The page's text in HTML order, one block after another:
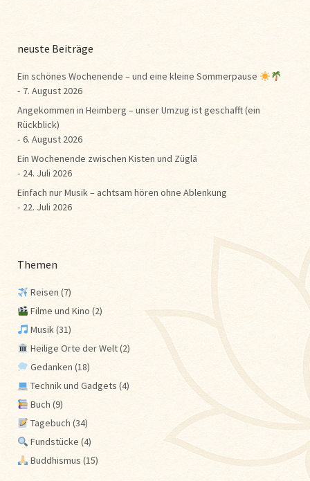
neuste Beiträge
Ein schönes Wochenende – und eine kleine Sommerpause
7. August 2026
Angekommen in Heimberg – unser Umzug ist geschafft (ein
Rückblick)
6. August 2026
Ein Wochenende zwischen Kisten und Züglä
24. Juli 2026
Einfach nur Musik – achtsam hören ohne Ablenkung
22. Juli 2026
Themen
Reisen (7)
Filme und Kino (2)
Musik(31)
Heilige Orte der Welt(2)
Gedanken (18)
Technik und Gadgets (4)
Buch (9)
Tagebuch (34)
Fundstücke (4)
Buddhismus (15)